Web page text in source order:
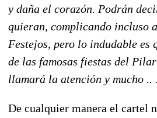
y daña el corazón. Podrán
quieran, complicando incluso
Festejos, pero lo indudable es
de las famosas fiestas del
llamará la atención y mucho ..
De cualquier manera el cartel